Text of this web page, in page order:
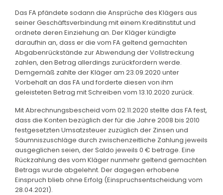
Das FA pfändete sodann die Ansprüche des Klägers aus
seiner Geschäftsverbindung mit einem Kreditinstitut und
ordnete deren Einziehung an. Der Kläger kündigte
daraufhin an, dass er die vom FA geltend gemachten
Abgabenrückstände zur Abwendung der Vollstreckung
zahlen, den Betrag allerdings zurückfordern werde.
Demgemäß zahlte der Kläger am 23.09.2020 unter
Vorbehalt an das FA und forderte diesen von ihm
geleisteten Betrag mit Schreiben vom 13.10.2020 zurück.
Mit Abrechnungsbescheid vom 02.11.2020 stellte das FA fest,
dass die Konten bezüglich der für die Jahre 2008 bis 2010
festgesetzten Umsatzsteuer zuzüglich der Zinsen und
Säumniszuschläge durch zwischenzeitliche Zahlung jeweils
ausgeglichen seien, der Saldo jeweils 0 € betrage. Eine
Rückzahlung des vom Kläger nunmehr geltend gemachten
Betrags wurde abgelehnt. Der dagegen erhobene
Einspruch blieb ohne Erfolg (Einspruchsentscheidung vom
28.04.2021).